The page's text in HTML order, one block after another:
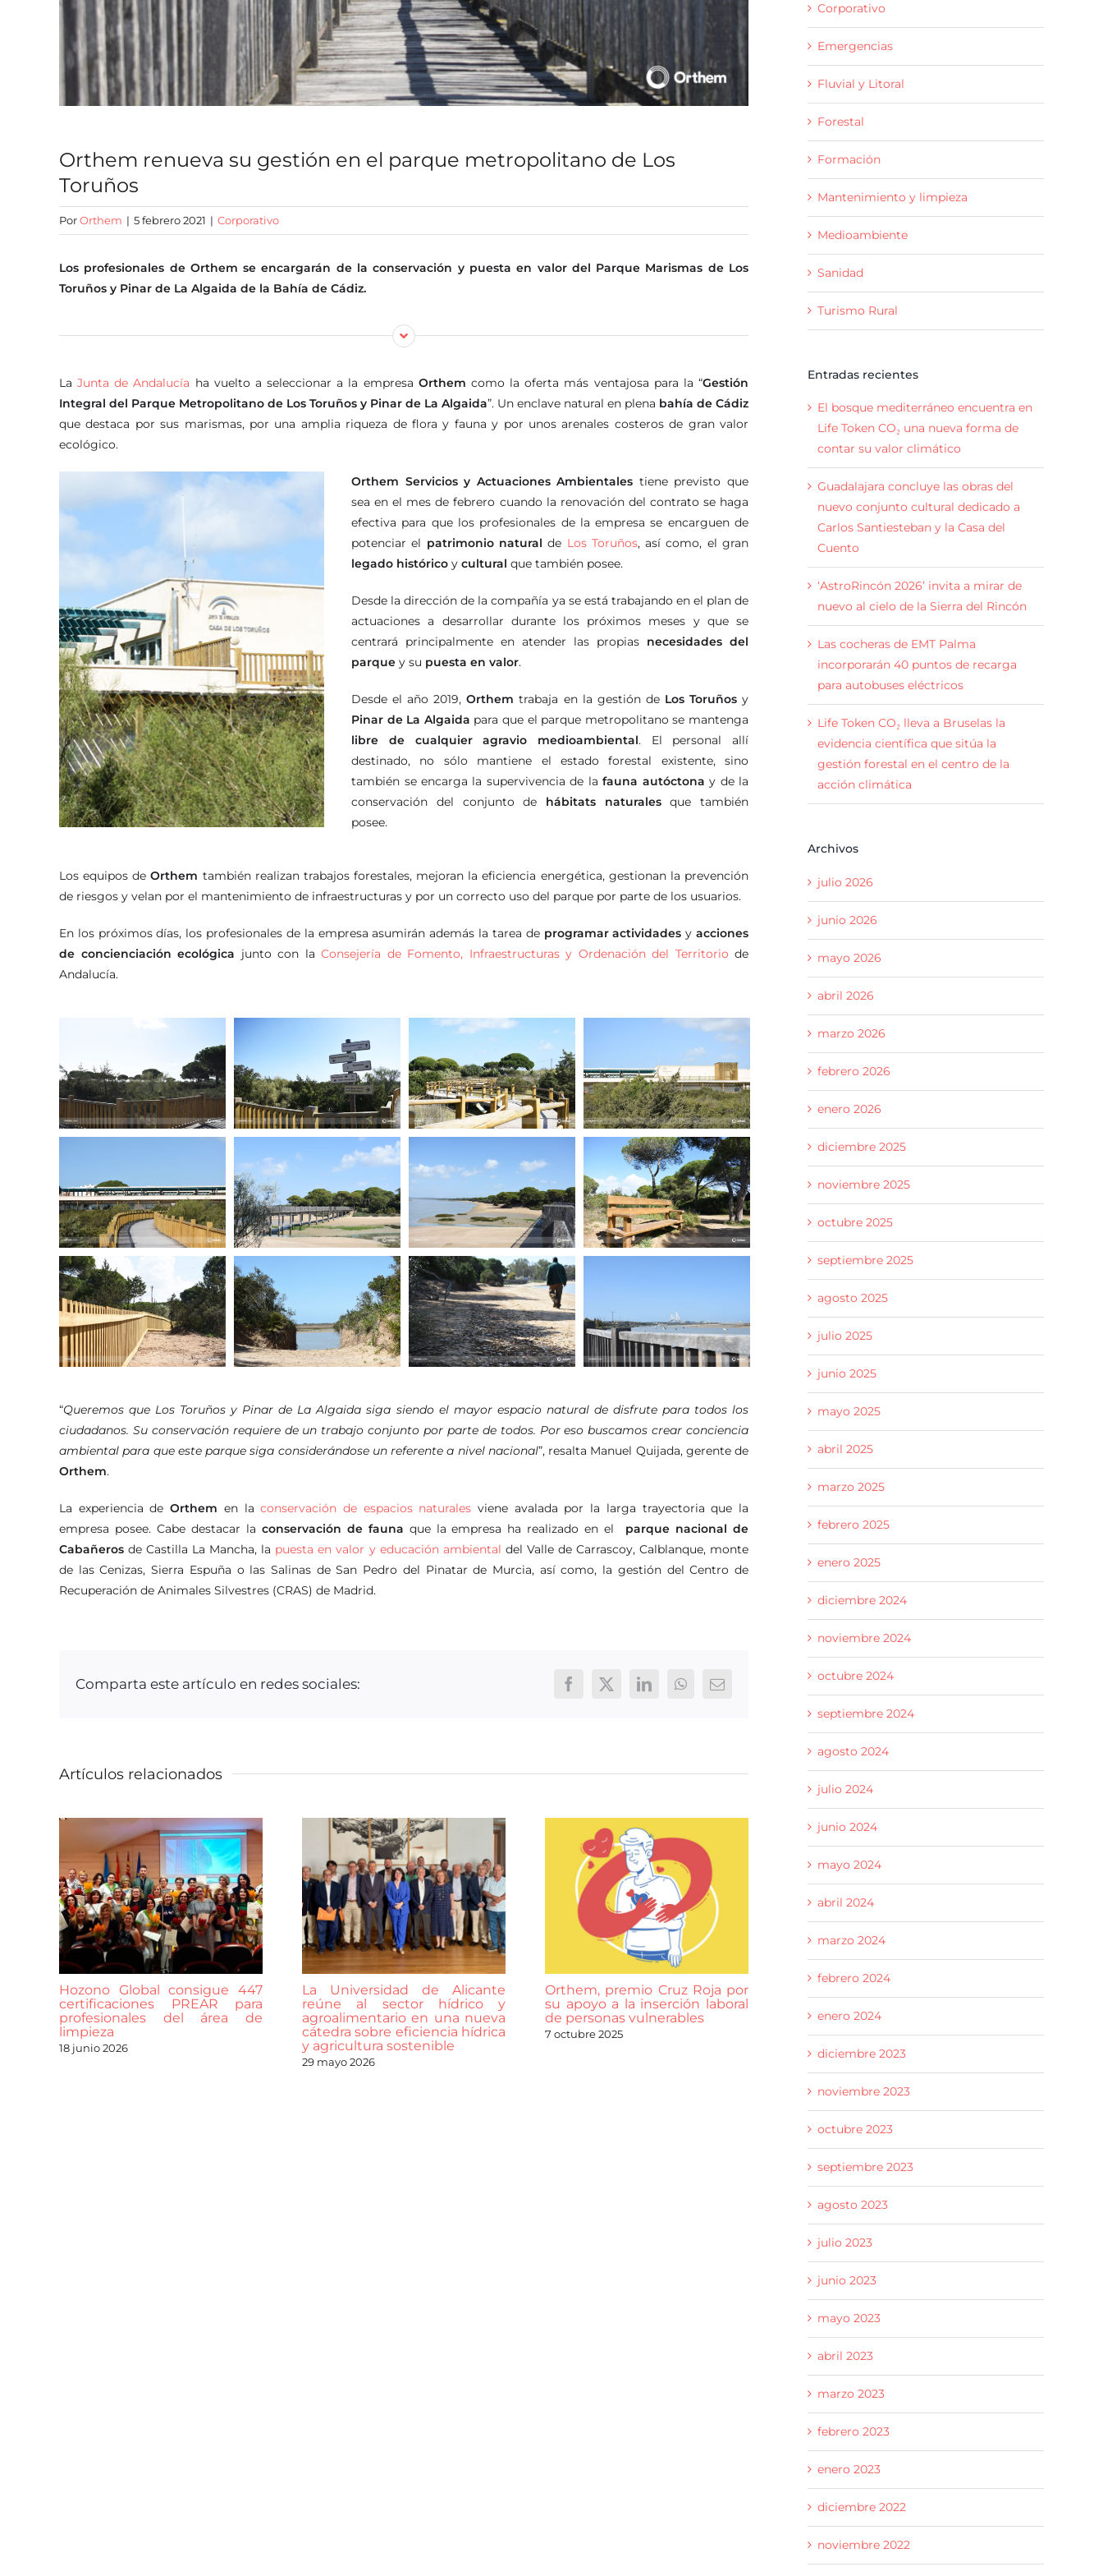
Orthem renueva su gestión en el parque metropolitano de Los
Toruños
PorOrthem | 5 febrero 2021 | Corporativo
Los profesionales de Orthem se encargarán de la conservación y puesta en valor del Parque Marismas de Los
Toruños y Pinar de La Algaida de la Bahía de Cádiz.
LaJunta de Andalucía ha vuelto a seleccionar a la empresa Orthem como la oferta más ventajosa para la “Gestión
Integral del Parque Metropolitano de Los Toruños y Pinar de La Algaida”. Un enclave natural en plena bahía de Cádiz
que destaca por sus marismas, por una amplia riqueza de flora y fauna y por unos arenales costeros de gran valor
ecológico.
Orthem Servicios y Actuaciones Ambientales tiene previsto que
sea en el mes de febrero cuando la renovación del contrato se haga
efectiva para que los profesionales de la empresa se encarguen de
potenciar el patrimonio natural de Los Toruños, así como, el gran
legado histórico ycultural que también posee.
Desde la dirección de la compañía ya se está trabajando en el plan de
actuaciones a desarrollar durante los próximos meses y que se
centrará principalmente en atender las propias necesidades del
parque y su puesta en valor.
Desde el año 2019,Orthem trabaja en la gestión de Los Toruñosy
Pinar de La Algaida para que el parque metropolitano se mantenga
libre de cualquier agravio medioambiental. El personal allí
destinado, no sólo mantiene el estado forestal existente, sino
también se encarga la supervivencia de lafauna autóctona y de la
conservación del conjunto de hábitats naturalesque también
posee.
Los equipos deOrthem también realizan trabajos forestales, mejoran la eficiencia energética, gestionan la prevención
de riesgos y velan por el mantenimiento de infraestructuras y por un correcto uso del parque por parte de los usuarios.
En los próximos días, los profesionales de la empresa asumirán además la tarea de programar actividades yacciones
de concienciación ecológica junto con la Consejería de Fomento, Infraestructuras y Ordenación del Territorio de
Andalucía.
“Queremos que Los Toruños y Pinar de La Algaida siga siendo el mayor espacio natural de disfrute para todos los
ciudadanos. Su conservación requiere de un trabajo conjunto por parte de todos. Por eso buscamos crear conciencia
ambiental para que este parque siga considerándose un referente a nivel nacional”, resalta Manuel Quijada, gerente de
Orthem.
La experiencia deOrthem en laconservación de espacios naturales viene avalada por la larga trayectoria que la
empresa posee. Cabe destacar la conservación de fauna que la empresa ha realizado en el parque nacional de
Cabañeros de Castilla La Mancha, la puesta en valor y educación ambiental del Valle de Carrascoy, Calblanque, monte
de las Cenizas, Sierra Espuña o las Salinas de San Pedro del Pinatar de Murcia, así como, la gestión del Centro de
Recuperación de Animales Silvestres (CRAS) de Madrid.
Comparta este artículo en redes sociales: Facebook
X LinkedInWhatsApp
Correo
Artículos relacionados
Hozono Global consigue 447
certificaciones PREAR para
profesionales del área de
limpieza
18 junio 2026
La Universidad de Alicante
reúne al sector hídrico y
agroalimentario en una nueva
cátedra sobre eficiencia hídrica
y agricultura sostenible
29 mayo 2026
Orthem, premio Cruz Roja por
su apoyo a la inserción laboral
de personas vulnerables
7 octubre 2025
profesionales del área de
limpieza
18 junio 2026
cátedra
Corporativo
Emergencias
Fluvial y Litoral
Forestal
Formación
Mantenimiento y limpieza
Medioambiente
Sanidad
Turismo Rural
Entradas recientes
El bosque mediterráneo encuentra en
Life Token CO₂ una nueva forma de
contar su valor climático
Guadalajara concluye las obras del
nuevo conjunto cultural dedicado a
Carlos Santiesteban y la Casa del
Cuento
‘AstroRincón 2026’ invita a mirar de
nuevo al cielo de la Sierra del Rincón
Las cocheras de EMT Palma
incorporarán 40 puntos de recarga
para autobuses eléctricos
Life Token CO₂ lleva a Bruselas la
evidencia científica que sitúa la
gestión forestal en el centro de la
acción climática
Archivos
julio 2026
junio 2026
mayo 2026
abril 2026
marzo 2026
febrero 2026
enero 2026
diciembre 2025
noviembre 2025
octubre 2025
septiembre 2025
agosto 2025
julio 2025
junio 2025
mayo 2025
abril 2025
marzo 2025
febrero 2025
enero 2025
diciembre 2024
noviembre 2024
octubre 2024
septiembre 2024
agosto 2024
julio 2024
junio 2024
mayo 2024
abril 2024
marzo 2024
febrero 2024
enero 2024
diciembre 2023
noviembre 2023
octubre 2023
septiembre 2023
agosto 2023
julio 2023
junio 2023
mayo 2023
abril 2023
marzo 2023
febrero 2023
enero 2023
diciembre 2022
noviembre 2022